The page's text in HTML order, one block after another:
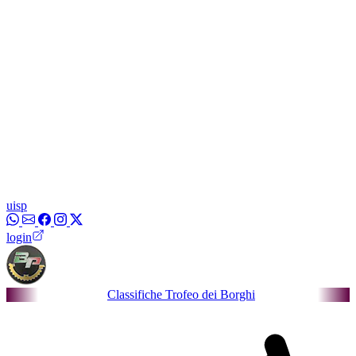
uisp
login
Classifiche Trofeo dei Borghi